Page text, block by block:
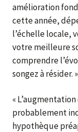
amélioration
cette année,
l’échelle locale,
votre meilleure
comprendre
songez à résider. »
«
probablement
hypothèque